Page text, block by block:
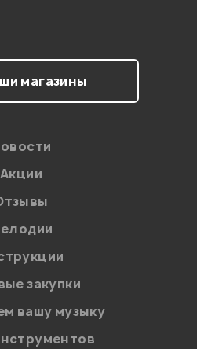
персональных данных в
в отношении обработки
число:
магазины
Акции
закупки
вашу музыку